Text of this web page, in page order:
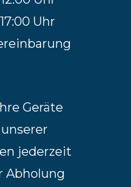
Uhr
Geräte
jederzeit
Abholung